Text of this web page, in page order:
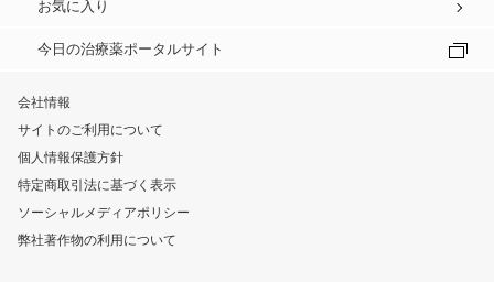
お気に入り
今日の治療薬ポータルサイト
会社情報
サイトのご利用について
個人情報保護方針
特定商取引法に基づく表示
ソーシャルメディアポリシー
弊社著作物の利用について